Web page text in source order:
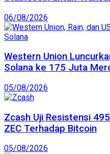
06/08/2026
Western Union
Solana ke 175 Juta
05/08/2026
Zcash Uji Resistensi
ZEC Terhadap Bitcoin
05/08/2026